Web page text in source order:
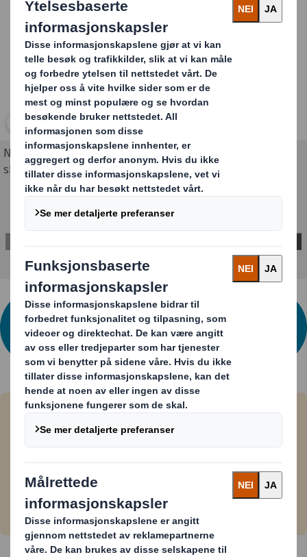
Klikk for å utvide bildet
Netthandelsemballasje i alle størrelser – standard eller
skreddersydd.
VIL DU HA HJELP MED
NETTHANDELSEMBALLASJE? KONTAKT
OSS
Slik arbeider vi for å få din netthandel
til å vokse
Les mer om og se filmen om hvordan vi arbeider
for å få din netthandel til å vokse